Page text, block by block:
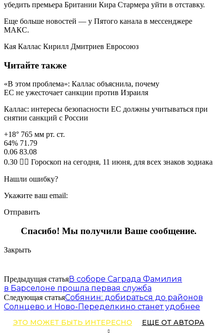
убедить премьера Британии Кира Стармера уйти в отставку.
Еще больше новостей — у Пятого канала в мессенджере
МАКС.
Кая Каллас Кирилл Дмитриев Евросоюз
Читайте также
«В этом проблема»: Каллас объяснила, почему
ЕС не ужесточает санкции против Израиля
Каллас: интересы безопасности ЕС должны учитываться при
снятии санкций с России
+18° 765 мм рт. ст.
64% 71.79
0.06 83.08
0.30 🧙‍♀ Гороскоп на сегодня, 11 июня, для всех знаков зодиака
Нашли ошибку?
Укажите ваш email:
Отправить
Спасибо! Мы получили Ваше сообщение.
Закрыть
Предыдущая статьяВ соборе Саграда Фамилия
в Барселоне прошла первая служба
Следующая статьяСобянин: добираться до районов
Солнцево и Ново-Переделкино станет удобнее
ЭТО МОЖЕТ БЫТЬ ИНТЕРЕСНО ЕЩЕ ОТ АВТОРА